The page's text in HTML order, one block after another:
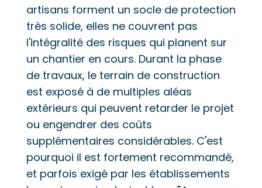
artisans forment un socle de protection
très solide, elles ne couvrent pas
l'intégralité des risques qui planent sur
un chantier en cours. Durant la phase
de travaux, le terrain de construction
est exposé à de multiples aléas
extérieurs qui peuvent retarder le projet
ou engendrer des coûts
supplémentaires considérables. C'est
pourquoi il est fortement recommandé,
et parfois exigé par les établissements